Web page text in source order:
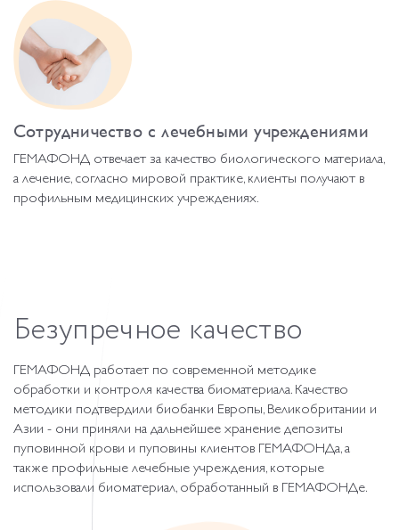
Сотрудничество с лечебными учреждениями
ГЕМАФОНД отвечает за качество биологического материала,
а лечение, согласно мировой практике, клиенты получают в
профильным медицинских учреждениях.
Безупречное качество
ГЕМАФОНД работает по современной методике
обработки и контроля качества биоматериала. Качество
методики подтвердили биобанки Европы, Великобритании и
Азии - они приняли на дальнейшее хранение депозиты
пуповинной крови и пуповины клиентов ГЕМАФОНДа, а
также профильные лечебные учреждения, которые
использовали биоматериал, обработанный в ГЕМАФОНДе.